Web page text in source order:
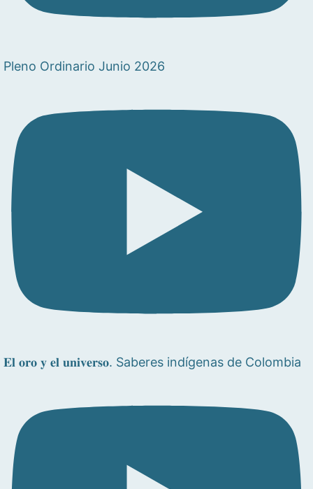
Pleno Ordinario Junio 2026
𝐄𝐥 𝐨𝐫𝐨 𝐲 𝐞𝐥 𝐮𝐧𝐢𝐯𝐞𝐫𝐬𝐨. Saberes indígenas de Colombia